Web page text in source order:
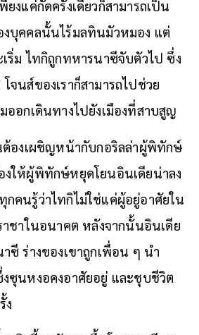
งแค่กัดครั้งเดียวก็สามารถเป็น
งบุคคลนั้นไร้มลทินมัวหมอง แต่
ริ่ม ไทกิถูกทหารนาซีจับตัวไป ซึ่ง
จนส์ของเราก็สามารถไปช่วย
ออกเดินทางไปยังเมืองที่สาบสูญ
ต้องเผชิญหน้ากับกอริลล่าผู้พิทักษ์
งให้ผู้พิทักษ์หยุดโยนอินเดียน่าลง
กคนรู้ว่าไทกิไม่ใช่แค่ผู้อยู่อาศัยใน
าชาในอนาคต หลังจากนั้นอินเดีย
ซี ร่างของเขาถูกเพื่อน ๆ นำ
ซุนหงอคงอาศัยอยู่ และชุบชีวิต
ง